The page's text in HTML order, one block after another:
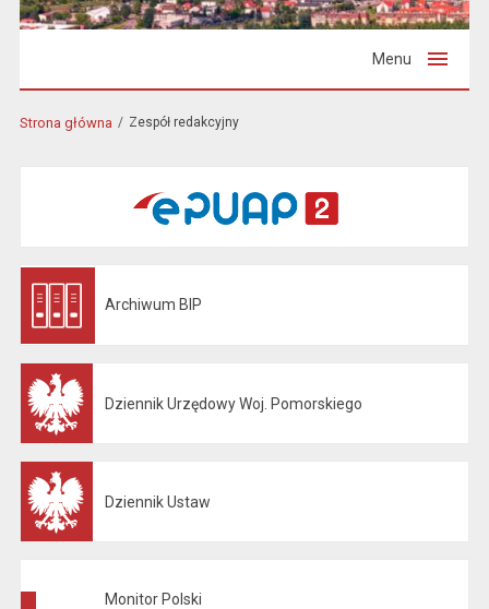
Menu
Strona główna Zespół redakcyjny
Archiwum BIP
Dziennik Urzędowy Woj. Pomorskiego
Dziennik Ustaw
Monitor Polski